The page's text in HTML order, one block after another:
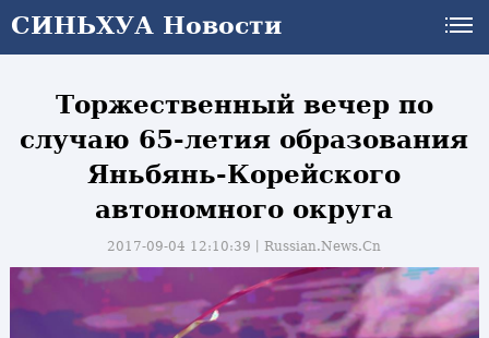
СИНЬХУА Новости
Торжественный вечер по
случаю 65-летия образования
Яньбянь-Корейского
автономного округа
2017-09-04 12:10:39丨Russian.News.Cn